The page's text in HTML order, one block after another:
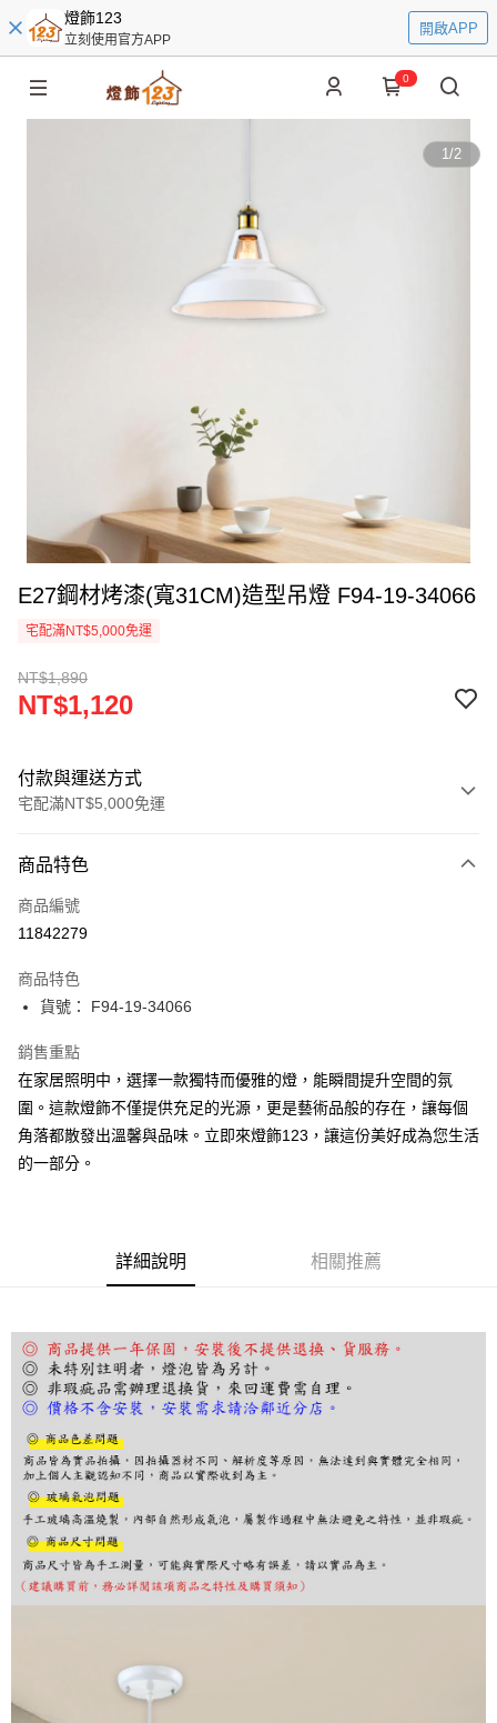
燈飾123
立刻使用官方APP
開啟APP
0
1/2
E27鋼材烤漆(寬31CM)造型吊燈 F94-19-34066
宅配滿NT$5,000免運
NT$1,890
NT$1,120
付款與運送方式
宅配滿NT$5,000免運
信用卡一次付款
LINE Pay
街口支付
悠遊付
Google Pay
全盈+PAY
AFTEE先享後付
【「AFTEE先享後付」結帳流程】
１．於結帳方式選擇「AFTEE先享後付」後，將跳轉至「AFTEE先享後付」
結帳頁面，進行簡訊認證並確認金額後，即可完成結帳。
２．訂單成立數日內，您將收到繳費通知簡訊。
３．收到繳費通知簡訊後14天內，點擊此簡訊中的連結，可透過四大超商／
ATM／網路銀行／等多元方式進行付款，方視為交易完成。
※ 請注意：結帳手續完成當下不需立刻繳費，但若您需要取消訂單，請聯絡
購買商品的店家。未經商家同意取消之訂單仍視為有效，需透過AFTEE先享
後付繳納相關費用。
※ 交易是否成功請以「AFTEE先享後付 」之結帳頁面顯示為準，若有關於
是否繳費成功／繳費後需取消欲退款等相關疑問，請聯繫「AFTEE先享後付
客戶支援中心」
https://netprotections.freshdesk.com/support/home
權轉讓予恩沛科技股份有限公司。
２．關於個人資料處理事宜，請瀏覽以下網址：
https://aftee.tw/terms/#terms3
每筆NT$180，滿NT$5,000(含以上)免運費
商品特色
商品編號
11842279
商品特色
貨號： F94-19-34066
銷售重點
在家居照明中，選擇一款獨特而優雅的燈，能瞬間提升空間的氛
圍。這款燈飾不僅提供充足的光源，更是藝術品般的存在，讓每個
角落都散發出溫馨與品味。立即來燈飾123，讓這份美好成為您生活
的一部分。
詳細說明 相關推薦